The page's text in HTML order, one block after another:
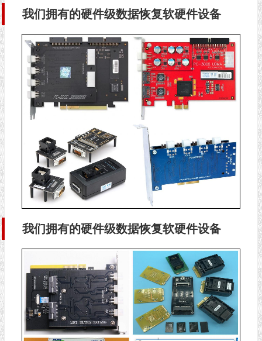
我们拥有的硬件级数据恢复软硬件设备
我们拥有的硬件级数据恢复软硬件设备